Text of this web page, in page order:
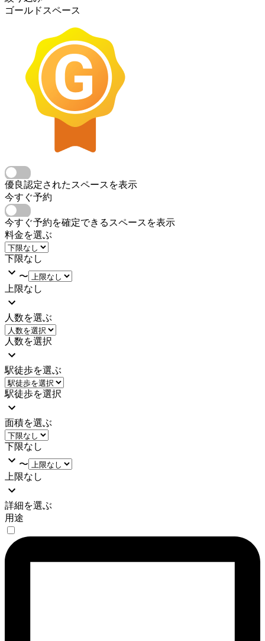
ゴールドスペース
優良認定されたスペースを表示
今すぐ予約
今すぐ予約を確定できるスペースを表示
料金を選ぶ
下限なし
〜
上限なし
人数を選ぶ
人数を選択
駅徒歩を選ぶ
駅徒歩を選択
面積を選ぶ
下限なし
〜
上限なし
詳細を選ぶ
用途